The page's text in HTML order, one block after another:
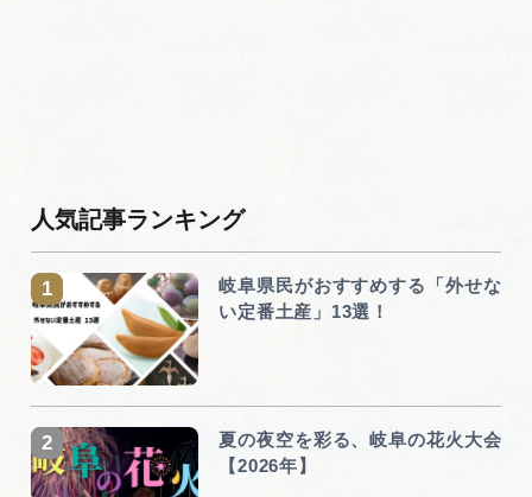
人気記事ランキング
岐阜県民がおすすめする「外せな
い定番土産」13選！
夏の夜空を彩る、岐阜の花火大会
【2026年】